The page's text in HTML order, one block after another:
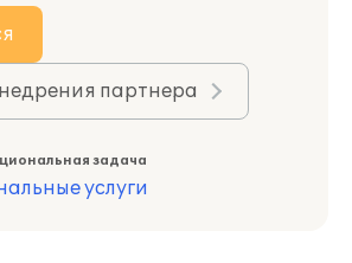
партнера
задача
услуги